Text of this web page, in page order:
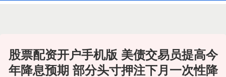
股票配资开户手机版 美债交易员提高今
年降息预期 部分头寸押注下月一次性降